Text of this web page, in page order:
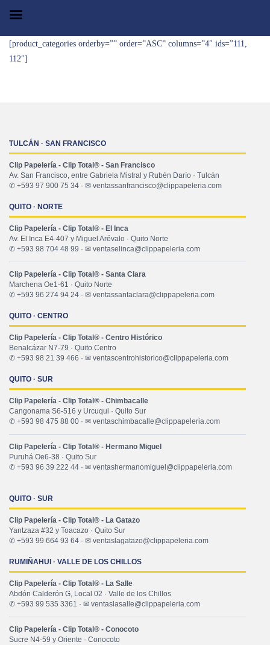
[product_categories orderby=”” order=”ASC” columns=”4″ ids=”111,
112″]
TULCÁN · SAN FRANCISCO
Clip Papelería - Clip Total® - San Francisco
Av. San Francisco, entre Gabriela Mistral y Rubén Darío · Tulcán
✆ +593 97 900 75 34 · ✉ ventassanfrancisco@clippapeleria.com
QUITO · NORTE
Clip Papelería - Clip Total® - El Inca
Av. El Inca E4-407 y Miguel Arévalo · Quito Norte
✆ +593 98 704 48 99 · ✉ ventaselinca@clippapeleria.com
Clip Papelería - Clip Total® - Santa Clara
Marchena Oe1-61 · Quito Norte
✆ +593 96 274 94 24 · ✉ ventassantaclara@clippapeleria.com
QUITO · CENTRO
Clip Papelería - Clip Total® - Centro Histórico
Benalcázar N7-79 · Quito Centro
✆ +593 98 21 39 466 · ✉ ventascentrohistorico@clippapeleria.com
QUITO · SUR
Clip Papelería - Clip Total® - Chimbacalle
Cangonama S6-516 y Urcuqui · Quito Sur
✆ +593 98 475 88 00 · ✉ ventaschimbacalle@clippapeleria.com
Clip Papelería - Clip Total® - Hermano Miguel
Puruhá Oe6-38 · Quito Sur
✆ +593 96 39 222 44 · ✉ ventashermanomiguel@clippapeleria.com
QUITO · SUR
Clip Papelería - Clip Total® - La Gatazo
Yantzaza #32 y Toacazo · Quito Sur
✆ +593 99 664 93 64 · ✉ ventaslagatazo@clippapeleria.com
RUMIÑAHUI · VALLE DE LOS CHILLOS
Clip Papelería - Clip Total® - La Salle
Abdón Calderón G, Local 02 · Valle de los Chillos
✆ +593 99 535 3361 · ✉ ventaslasalle@clippapeleria.com
Clip Papelería - Clip Total® - Conocoto
Sucre N4-59 y Oriente · Conocoto